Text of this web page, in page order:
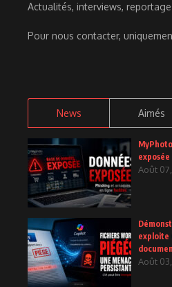
Actualités, interviews,
Pour nous contacter,
News Aimés
exposée
Août
exploite
Août